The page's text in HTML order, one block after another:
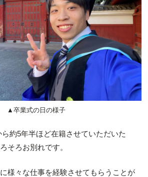
▲卒業式の日の様子
約5年半ほど在籍させていただいた
そろお別れです。
様々な仕事を経験させてもらうことが